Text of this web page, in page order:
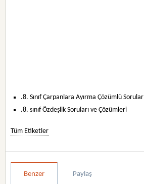
.8. Sınıf Çarpanlara Ayırma Çözümlü Sorular
.8. sınıf Özdeşlik Soruları ve Çözümleri
Tüm Etiketler
Benzer Paylaş